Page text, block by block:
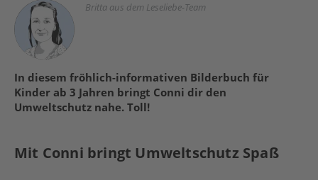
Britta aus dem Leseliebe-Team
In diesem fröhlich-informativen Bilderbuch für
Kinder ab 3 Jahren bringt Conni dir den
Umweltschutz nahe. Toll!
Mit Conni bringt Umweltschutz Spaß